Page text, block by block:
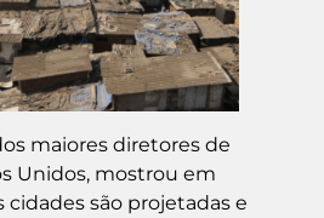
maiores diretores de
Unidos, mostrou em
cidades são projetadas e